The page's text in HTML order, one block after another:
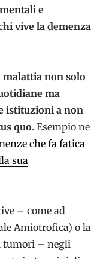
e
vive la demenza
malattia non solo
ma
istituzioni a non
quo. Esempio ne
che fa fatica
sua
– come ad
Amiotrofica) o la
tumori – negli